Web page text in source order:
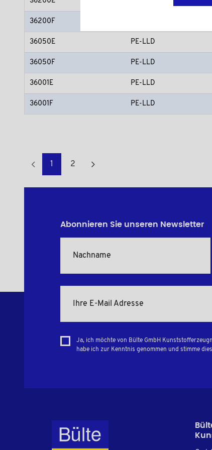
36200F
36050E PE-LLD
36050F PE-LLD
36001E PE-LLD
36001F PE-LLD
1 2
Abonnieren Sie unseren Newsletter
Ja, ich möchte von Bülte GmbH
habe ich zur Kenntnis genommen und stimme